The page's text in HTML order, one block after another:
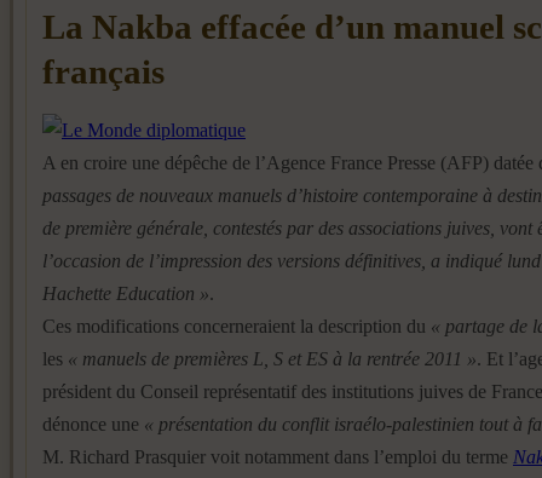
La Nakba effacée d’un manuel
français
A en croire une dépêche de l’Agence France Presse (AFP)
passages de nouveaux manuels d’histoire contemporaine à
de première générale, contestés par des associations juives, vont
l’occasion de l’impression des versions définitives, a indiqué
Hachette Education ».
Ces modifications concerneraient la description du « partage de
les « manuels de premières L, S et ES à la rentrée 2011 ». Et
président du Conseil représentatif des institutions juives de
dénonce une « présentation du conflit israélo-palestinien tout à
M. Richard Prasquier voit notamment dans l’emploi du terme